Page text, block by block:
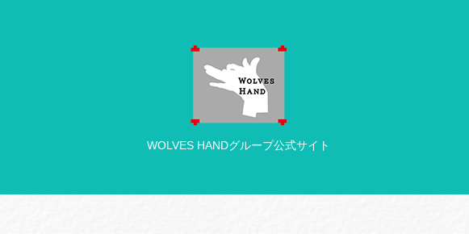
WOLVES HANDグループ公式サイト